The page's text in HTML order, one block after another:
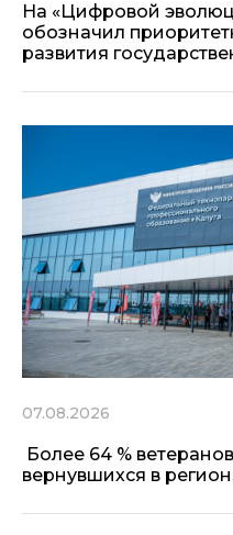
На «Цифровой
обозначил
развития
07.08.2026
Более 64 %
вернувшихся в